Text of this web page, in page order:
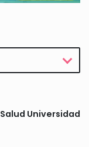
Universidad